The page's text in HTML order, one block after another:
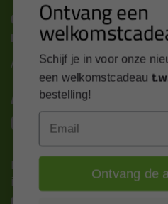
Contact
Kitcentrum B.V.
Alle contactgegevens >
Altijd op de hoogte blijven?
Nieuws, tips en exclusieve
inbox
Ontvang een
Schijf je in voor onze
een welkomstcadeau
bestelling!
Ontvang de